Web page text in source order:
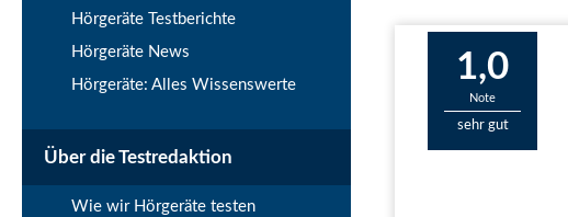
1,0
Note
sehr gut
Hörgeräte Testberichte
Hörgeräte News
Hörgeräte: Alles Wissenswerte
Über die Testredaktion
Wie wir Hörgeräte testen